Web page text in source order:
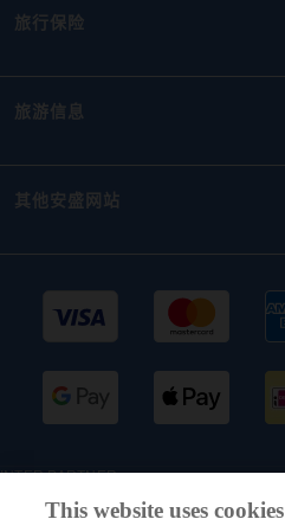
旅行保险
旅游信息
其他安盛网站
INTER PARTNER
时（AXA集团成
This website uses cookies